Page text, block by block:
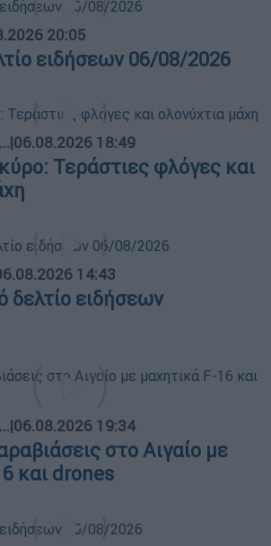
20:05
ειδήσεων 06/08/2026
|06.08.2026 18:49
Τεράστιες φλόγες και
14:43
δελτίο ειδήσεων
|06.08.2026 19:34
στο Αιγαίο με
και drones